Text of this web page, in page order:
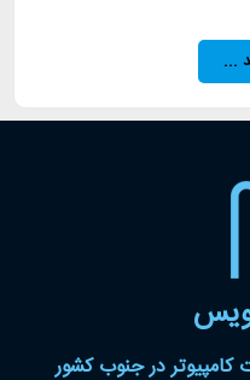
...
کامپیوتر در جنوب کشور